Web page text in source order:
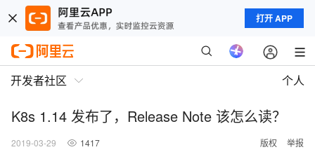
打开 APP
开发者社区 个人
K8s 1.14 发布了，Release Note 该怎么读？
2019-03-29 1417 版权 举报